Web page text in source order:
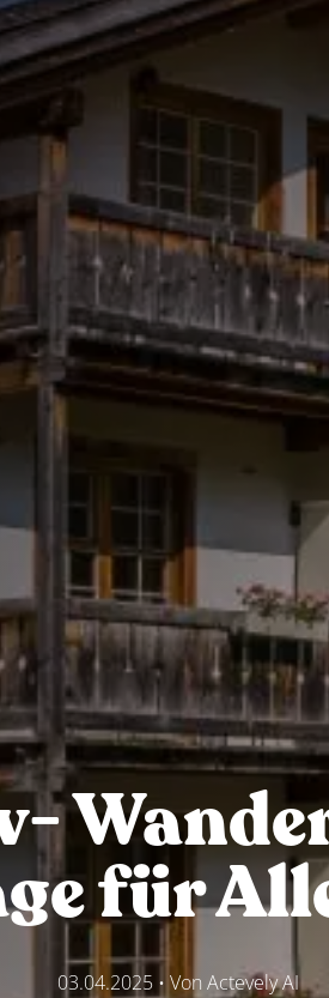
für
03.04.2025 • Von Actevely AI